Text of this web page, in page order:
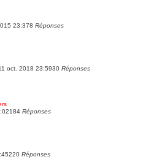
23:378 Réponses
oct. 2018 23:5930 Réponses
184 Réponses
220 Réponses